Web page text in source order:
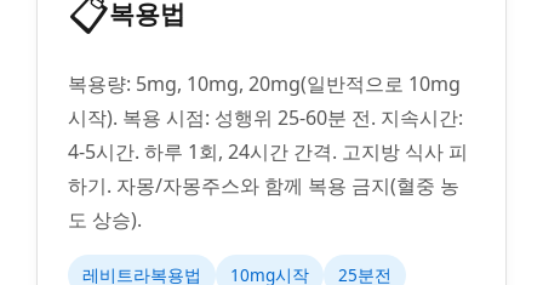
📋복용법
복용량: 5mg, 10mg, 20mg(일반적으로 10mg
시작). 복용 시점: 성행위 25-60분 전. 지속시간:
4-5시간. 하루 1회, 24시간 간격. 고지방 식사 피
하기. 자몽/자몽주스와 함께 복용 금지(혈중 농
도 상승).
레비트라복용법 10mg시작
25분전